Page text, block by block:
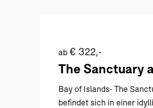
ab € 322,-
The Sanctuary
Bay of Islands- The
befindet sich in einer